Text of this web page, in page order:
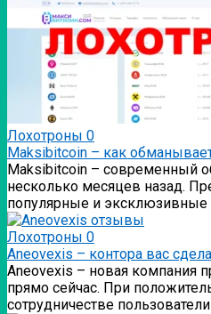
Лохотроны 0
Мaksibitcoin – как
Мaksibitcoin – современный
несколько месяцев назад.
популярные и эксклюзивные
Лохотроны 0
Аneovexis – контора вас
Аneovexis – новая компания
прямо сейчас. При
сотрудничестве пользователи